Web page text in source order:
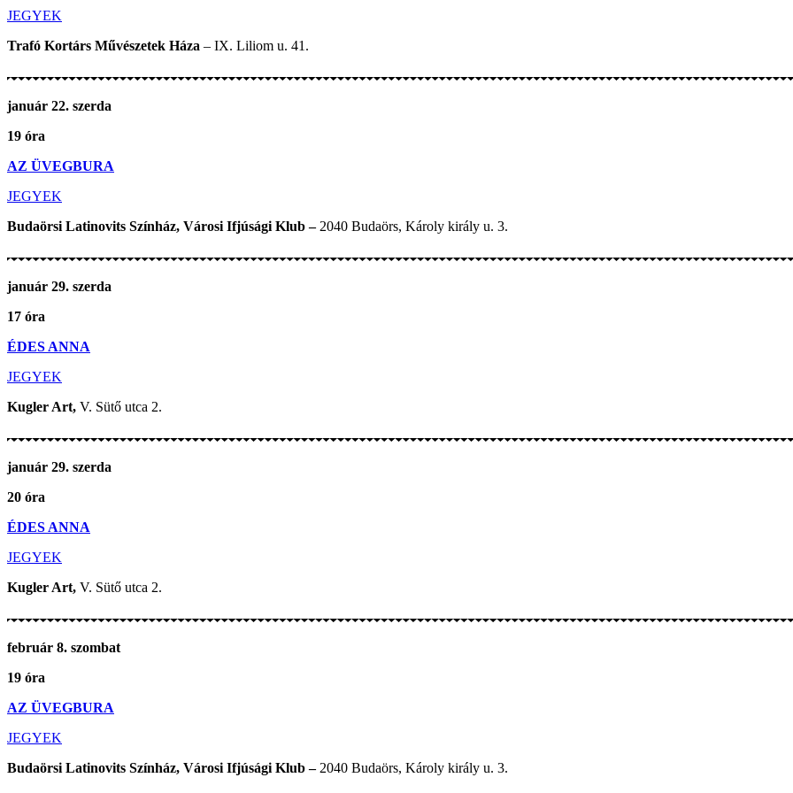
JEGYEK
Trafó Kortárs Művészetek Háza – IX. Liliom u. 41.
január 22. szerda
19 óra
AZ ÜVEGBURA
JEGYEK
Budaörsi Latinovits Színház, Városi Ifjúsági Klub – 2040 Budaörs, Károly király u. 3.
január 29. szerda
17 óra
ÉDES ANNA
JEGYEK
Kugler Art, V. Sütő utca 2.
január 29. szerda
20 óra
ÉDES ANNA
JEGYEK
Kugler Art, V. Sütő utca 2.
február 8. szombat
19 óra
AZ ÜVEGBURA
JEGYEK
Budaörsi Latinovits Színház, Városi Ifjúsági Klub – 2040 Budaörs, Károly király u. 3.